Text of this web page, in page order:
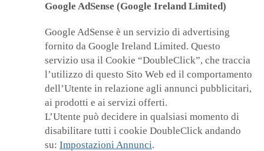
Google AdSense (Google Ireland Limited)
Google AdSense è un servizio di advertising
fornito da Google Ireland Limited. Questo
servizio usa il Cookie “DoubleClick”, che traccia
l’utilizzo di questo Sito Web ed il comportamento
dell’Utente in relazione agli annunci pubblicitari,
ai prodotti e ai servizi offerti.
L’Utente può decidere in qualsiasi momento di
disabilitare tutti i cookie DoubleClick andando
su: Impostazioni Annunci.